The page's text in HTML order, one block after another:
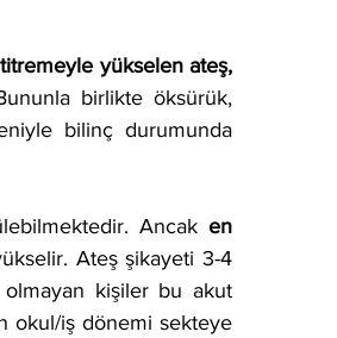
yükselen ateş,
birlikte öksürük,
bilinç durumunda
Ancak en
Ateş şikayeti 3-4
kişiler bu akut
okul/iş dönemi sekteye